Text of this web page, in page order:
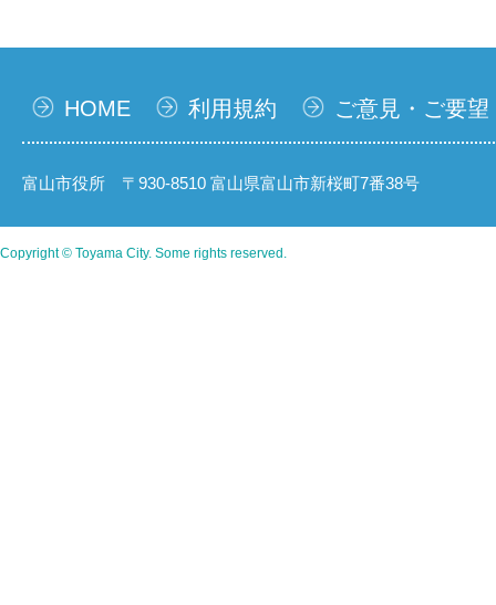
HOME 利用規約 ご意見・ご要望
富山市役所 〒930-8510 富山県富山市新桜町7番38号
Copyright © Toyama City. Some rights reserved.